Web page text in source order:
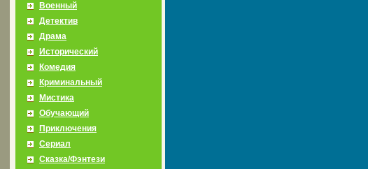
Военный
Детектив
Драма
Исторический
Комедия
Криминальный
Мистика
Обучающий
Приключения
Сериал
Сказка/Фэнтези